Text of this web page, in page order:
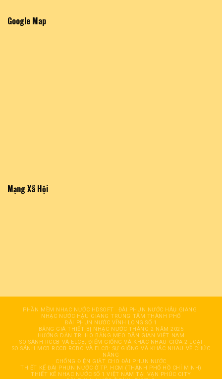
Google Map
Mạng Xã Hội
PHẦN MỀM NHẠC NƯỚC HDSOFT
ĐÀI PHUN NƯỚC HÂỤ GIANG
NHẠC NƯỚC HẬU GIANG TRUNG TÂM THÀNH PHỐ
ĐÀI PHUN NƯỚC VĨNH LONG SỐ 1
BẢNG GIÁ THIẾT BỊ NHẠC NƯỚC THÁNG 2 NĂM 2025
HƯỚNG DẪN TRỊ HO BẰNG MẸO DÂN GIAN VIỆT NAM
SO SÁNH RCCB VÀ ELCB, ĐIỂM GIỐNG VÀ KHÁC NHAU GIỮA 2 LOẠI
SO SÁNH MCB RCCB RCBO VÀ ELCB: SỰ GIỐNG VÀ KHÁC NHAU VỀ CHỨC
NĂNG
CHỐNG ĐIỆN GIẬT CHO ĐÀI PHUN NƯỚC
THIẾT KẾ ĐÀI PHUN NƯỚC Ở TP. HCM (THÀNH PHỐ HỒ CHÍ MINH)
THIẾT KẾ NHẠC NƯỚC SỐ 1 VIỆT NAM TẠI VẠN PHÚC CITY